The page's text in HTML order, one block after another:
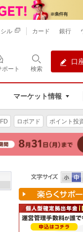
ポート 検索
口
マーケット情報
ル カード 銀行
ロボアド ポイント投